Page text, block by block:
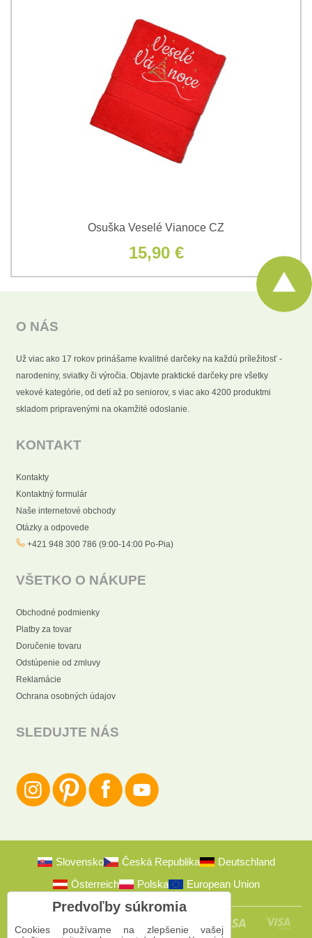
Osuška Veselé Vianoce CZ
15,90 €
O NÁS
Už viac ako 17 rokov prinášame kvalitné darčeky na každú príležitosť -
narodeniny, sviatky či výročia. Objavte praktické darčeky pre všetky
vekové kategórie, od detí až po seniorov, s viac ako 4200 produktmi
skladom pripravenými na okamžité odoslanie.
KONTAKT
Kontakty
Kontaktný formulár
Naše internetové obchody
Otázky a odpovede
+421 948 300 786 (9:00-14:00 Po-Pia)
VŠETKO O NÁKUPE
Obchodné podmienky
Platby za tovar
Doručenie tovaru
Odstúpenie od zmluvy
Reklamácie
Ochrana osobných údajov
SLEDUJTE NÁS
Slovensko Česká Republika
Deutschland
Österreich
Polska European Union
Predvoľby súkromia
Cookies používame na zlepšenie vašej